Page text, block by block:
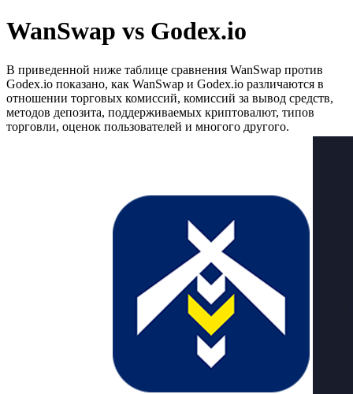
WanSwap vs Godex.io
В приведенной ниже таблице сравнения WanSwap против
Godex.io показано, как WanSwap и Godex.io различаются в
отношении торговых комиссий, комиссий за вывод средств,
методов депозита, поддерживаемых криптовалют, типов
торговли, оценок пользователей и многого другого.